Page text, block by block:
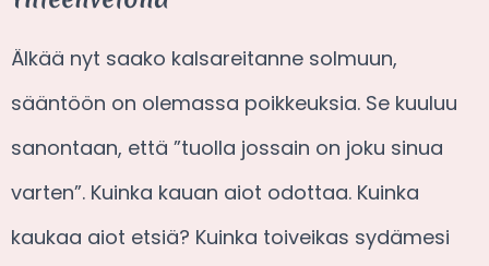
Älkää nyt saako kalsareitanne solmuun,
sääntöön on olemassa poikkeuksia. Se kuuluu
sanontaan, että ”tuolla jossain on joku sinua
varten”. Kuinka kauan aiot odottaa. Kuinka
kaukaa aiot etsiä? Kuinka toiveikas sydämesi